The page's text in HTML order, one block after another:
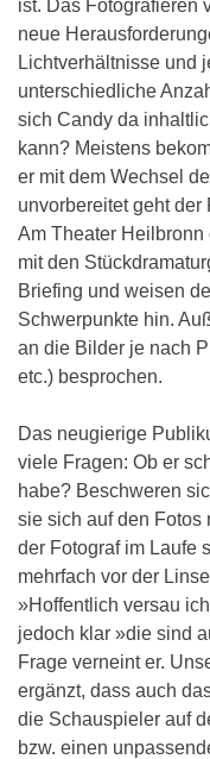
ist. Das Fotografieren
neue
Lichtverhältnisse und
unterschiedliche
sich Candy da
kann? Meistens
er mit dem Wechsel
unvorbereitet geht der
Am Theater Heilbronn
mit den
Briefing und weisen
Schwerpunkte hin.
an die Bilder je nach
etc.) besprochen.
Das neugierige
viele Fragen: Ob er
habe? Beschweren
sie sich auf den Fotos
der Fotograf im Laufe
mehrfach vor der
»Hoffentlich versau
jedoch klar »die sind
Frage verneint er.
ergänzt, dass auch
die Schauspieler auf
bzw. einen